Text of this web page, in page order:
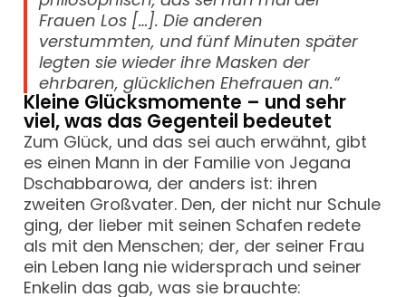
Frauen Los […]. Die anderen
verstummten, und fünf Minuten später
legten sie wieder ihre Masken der
ehrbaren, glücklichen Ehefrauen an.“
Kleine Glücksmomente – und sehr
viel, was das Gegenteil bedeutet
Zum Glück, und das sei auch erwähnt, gibt
es einen Mann in der Familie von Jegana
Dschabbarowa, der anders ist: ihren
zweiten Großvater. Den, der nicht nur Schule
ging, der lieber mit seinen Schafen redete
als mit den Menschen; der, der seiner Frau
ein Leben lang nie widersprach und seiner
Enkelin das gab, was sie brauchte: